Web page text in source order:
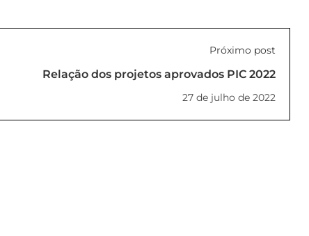
Próximo post
Relação dos projetos aprovados PIC 2022
27 de julho de 2022